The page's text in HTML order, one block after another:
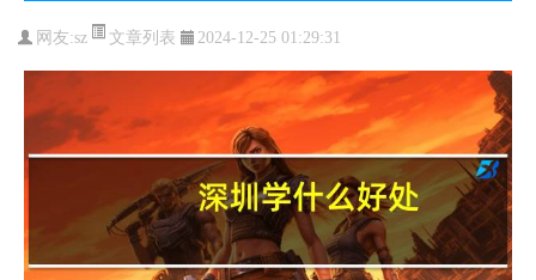
网友:sz 文章列表 2024-12-25 01:29:31